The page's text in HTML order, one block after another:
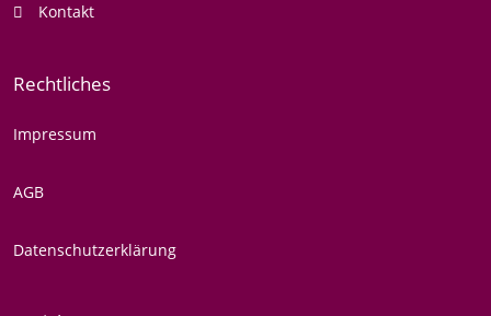
Kontakt
Rechtliches
Impressum
AGB
Datenschutzerklärung